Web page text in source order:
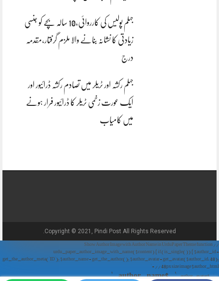
جہلم پولیس کی کارروائی،10 سالہ بچے کو جنسی
زیادتی کا نشانہ بنانے والا ملزم گرفتار،مقدمہ
درج
جہلم رکشہ اور ٹریلر میں تصادم رکشہ ڈرائیور اور
ایک عورت زخمی ٹریلر کا ڈرائیور فرار ہونے
میں کامیاب
Copyright © 2021, Pindi Post All Rights Reserved.
// Show Author Image with Author Name in UrduPaper Theme function
urdu_paper_author_image_with_name($content) { if (is_single()) { $author_id =
get_the_author_meta('ID'); $author_name = get_the_author(); $author_avatar = get_avatar($author_id, 48);
// 48px size image $author_html = '
' . $author_avatar . '
' . $author_name . '